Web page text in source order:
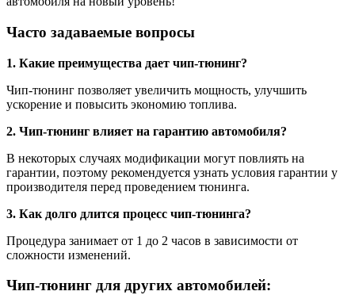
Часто задаваемые вопросы
1. Какие преимущества дает чип-тюнинг?
Чип-тюнинг позволяет увеличить мощность, улучшить
ускорение и повысить экономию топлива.
2. Чип-тюнинг влияет на гарантию автомобиля?
В некоторых случаях модификации могут повлиять на
гарантии, поэтому рекомендуется узнать условия гарантии у
производителя перед проведением тюнинга.
3. Как долго длится процесс чип-тюнинга?
Процедура занимает от 1 до 2 часов в зависимости от
сложности изменений.
Чип-тюнинг для других автомобилей: